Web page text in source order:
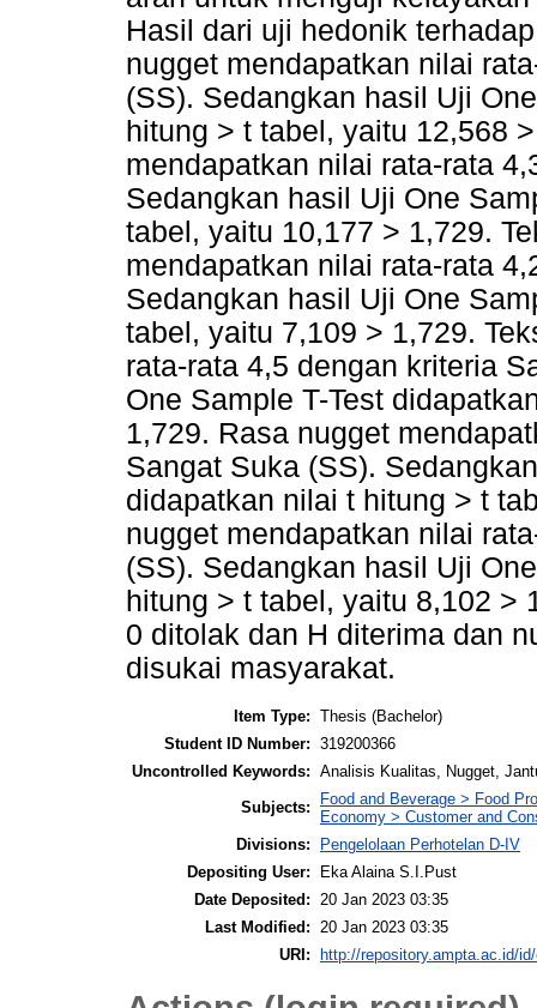
Hasil dari uji hedonik
nugget mendapatkan nilai
(SS). Sedangkan hasil Uji
hitung > t tabel, yaitu 12,568
mendapatkan nilai rata-rata
Sedangkan hasil Uji One
tabel, yaitu 10,177 > 1,729.
mendapatkan nilai rata-rata
Sedangkan hasil Uji One
tabel, yaitu 7,109 > 1,729.
rata-rata 4,5 dengan kriteria
One Sample T-Test
1,729. Rasa nugget
Sangat Suka (SS).
didapatkan nilai t hitung > t
nugget mendapatkan nilai
(SS). Sedangkan hasil Uji
hitung > t tabel, yaitu 8,102 >
0 ditolak dan H diterima dan
disukai masyarakat.
Item Type: Thesis (Bachelor)
Student ID Number: 319200366
Uncontrolled Keywords: Analisis Kualitas, Nugget,
Subjects:
Food and Beverage > Food
Economy > Customer and
Divisions:
Pengelolaan Perhotelan D-IV
Depositing User:
Eka Alaina S.I.Pust
Date Deposited:
20 Jan 2023 03:35
Last Modified:
20 Jan 2023 03:35
URI:
http://repository.ampta.ac.id/